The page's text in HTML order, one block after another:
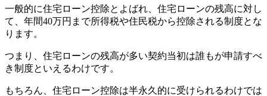
一般的に住宅ローン控除とよばれ、住宅ローンの残高に対し
て、年間40万円まで所得税や住民税から控除される制度とな
ります。
つまり、住宅ローンの残高が多い契約当初は誰もが申請すべ
き制度といえるわけです。
もちろん、住宅ローン控除は半永久的に受けられるわけでは